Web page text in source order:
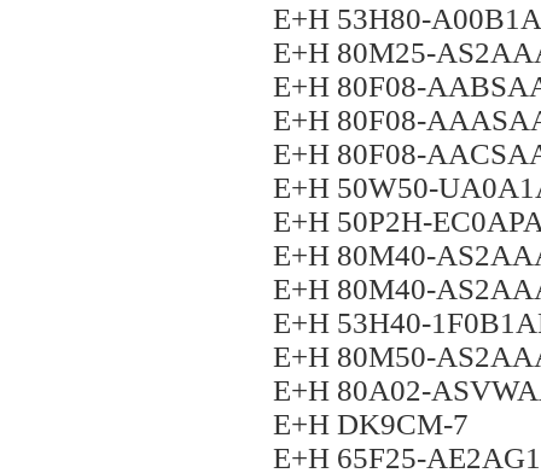
E+H 53H80-
E+H 80M25-
E+H 80F08-
E+H 80F08-
E+H 80F08-
E+H 50W50-
E+H 50P2H-
E+H 80M40-
E+H 80M40-
E+H 53H40-
E+H 80M50-
E+H 80A02-
E+H DK9CM-7
E+H 65F25-